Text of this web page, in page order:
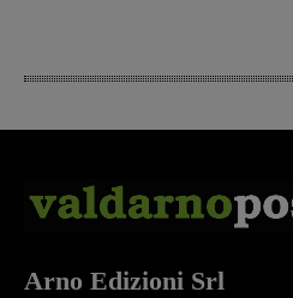
Arno Edizioni Srl